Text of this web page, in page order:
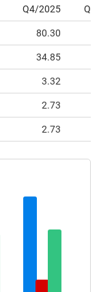
Q4/2025
80.30
34.85
3.32
2.73
2.73